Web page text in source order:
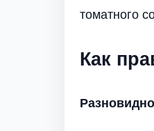
томатного
Как